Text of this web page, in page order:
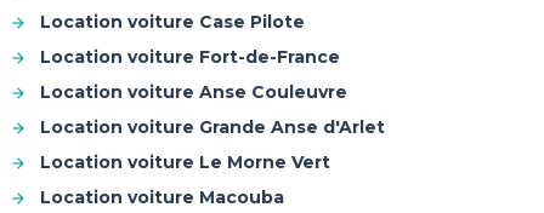
Location voiture Case Pilote
Location voiture Fort-de-France
Location voiture Anse Couleuvre
Location voiture Grande Anse d'Arlet
Location voiture Le Morne Vert
Location voiture Macouba